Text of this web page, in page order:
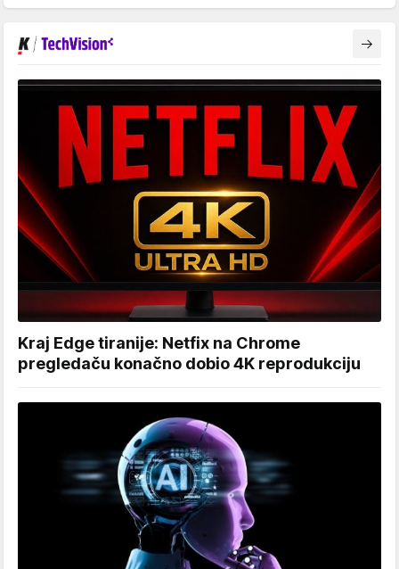
Kraj Edge tiranije: Netfix na Chrome
pregledaču konačno dobio 4K reprodukciju